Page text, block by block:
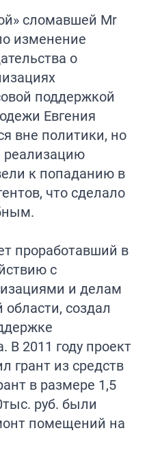
сломавшей Mr
изменение
о
поддержкой
Евгения
вне политики, но
реализацию
к попаданию в
что сделало
проработавший в
с
и делам
создал
В 2011 году проект
грант из средств
в размере 1,5
руб. были
помещений на